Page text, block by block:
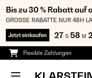
Bis zu 30 % Rabatt
GROSSE RABATTE NUR 48H
Jetzt einkaufen 27 S 58 M
Flexible Zahlungen